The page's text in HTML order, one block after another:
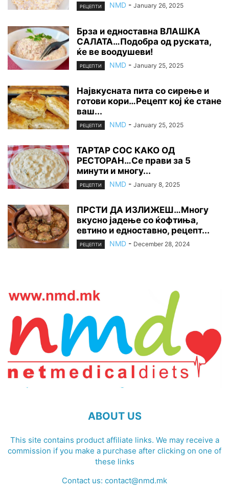
РЕЦЕПТИ NMD - January 26, 2025
Брза и едноставна ВЛАШКА
САЛАТА…Подобра од руската,
ќе ве воодушеви!
РЕЦЕПТИ NMD - January 25, 2025
Највкусната пита со сирење и
готови кори…Рецепт кој ќе стане
ваш...
РЕЦЕПТИ NMD - January 25, 2025
ТАРТАР СОС КАКО ОД
РЕСТОРАН…Се прави за 5
минути и многу...
РЕЦЕПТИ NMD - January 8, 2025
ПРСТИ ДА ИЗЛИЖЕШ…Многу
вкусно јадење со ќофтиња,
евтино и едноставно, рецепт...
РЕЦЕПТИ NMD - December 28, 2024
ABOUT US
This site contains product affiliate links. We may receive a
commission if you make a purchase after clicking on one of
these links
Contact us: contact@nmd.mk